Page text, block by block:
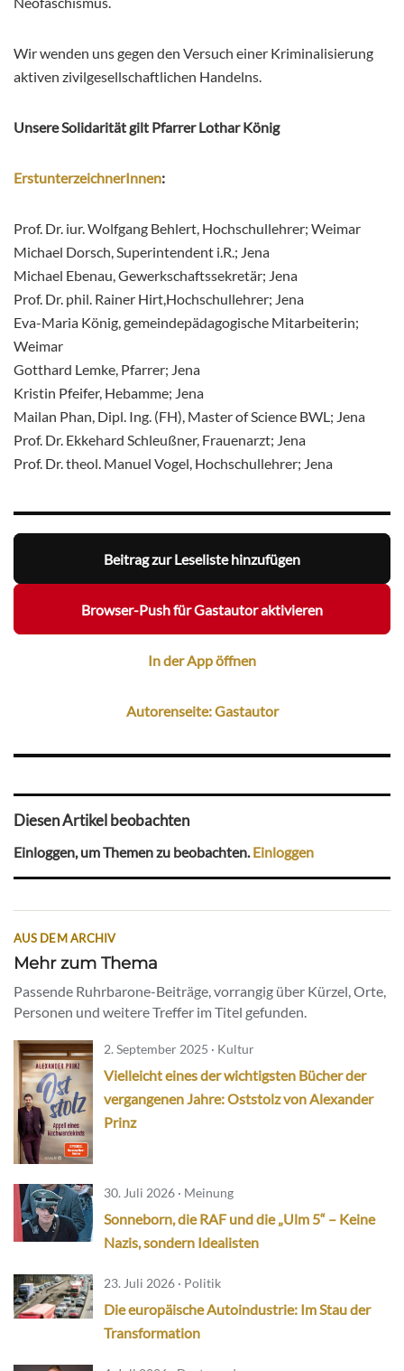
Wir wenden uns gegen den Versuch einer Kriminalisierung
aktiven zivilgesellschaftlichen Handelns.
Unsere Solidarität gilt Pfarrer Lothar König
ErstunterzeichnerInnen:
Prof. Dr. iur. Wolfgang Behlert, Hochschullehrer; Weimar
Michael Dorsch, Superintendent i.R.; Jena
Michael Ebenau, Gewerkschaftssekretär; Jena
Prof. Dr. phil. Rainer Hirt,Hochschullehrer; Jena
Eva-Maria König, gemeindepädagogische Mitarbeiterin;
Weimar
Gotthard Lemke, Pfarrer; Jena
Kristin Pfeifer, Hebamme; Jena
Mailan Phan, Dipl. Ing. (FH), Master of Science BWL; Jena
Prof. Dr. Ekkehard Schleußner, Frauenarzt; Jena
Prof. Dr. theol. Manuel Vogel, Hochschullehrer; Jena
Beitrag zur Leseliste hinzufügen
Browser-Push für Gastautor aktivieren
In der App öffnen
Autorenseite: Gastautor
Diesen Artikel beobachten
Einloggen, um Themen zu beobachten.Einloggen
AUS DEM ARCHIV
Mehr zum Thema
Passende Ruhrbarone-Beiträge, vorrangig über Kürzel, Orte,
Personen und weitere Treffer im Titel gefunden.
2. September 2025 · Kultur
Vielleicht eines der wichtigsten Bücher der
vergangenen Jahre: Oststolz von Alexander
Prinz
30. Juli 2026 · Meinung
Sonneborn, die RAF und die „Ulm 5“ – Keine
Nazis, sondern Idealisten
23. Juli 2026 · Politik
Die europäische Autoindustrie: Im Stau der
Transformation